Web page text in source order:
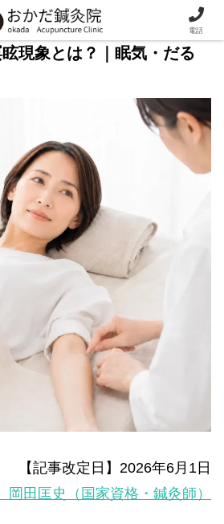
現象とは？｜眠気・だる
【記事改定日】2026年6月1日
岡田匡史（国家資格・鍼灸師）
電話